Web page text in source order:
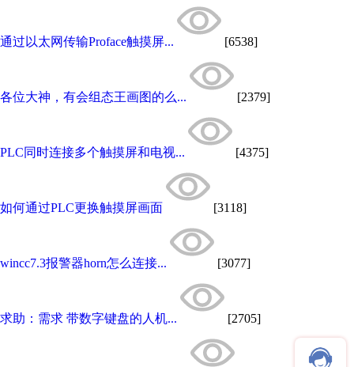
通过以太网传输Proface触摸屏... [6538]
各位大神，有会组态王画图的么... [2379]
PLC同时连接多个触摸屏和电视... [4375]
如何通过PLC更换触摸屏画面 [3118]
wincc7.3报警器horn怎么连接... [3077]
求助：需求 带数字键盘的人机... [2705]